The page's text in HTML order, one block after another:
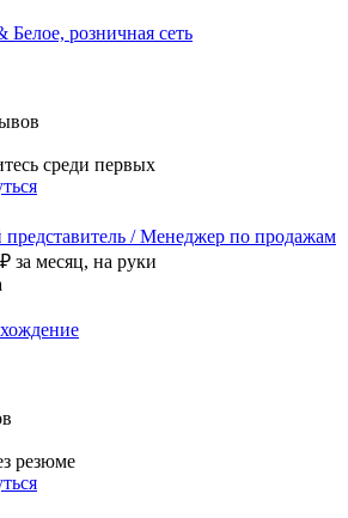
Белое, розничная сеть
среди первых
представитель / Менеджер по продажам
₽ за месяц, на руки
резюме